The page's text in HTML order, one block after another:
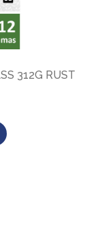
312G RUST